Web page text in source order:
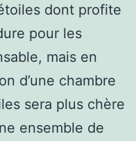
dont profite
pour les
mais en
d’une chambre
sera plus chère
ensemble de